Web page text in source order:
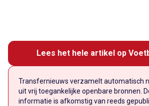
Lees het hele artikel op
Transfernieuws verzamelt automatisch
uit vrij toegankelijke openbare bronnen.
informatie is afkomstig van reeds